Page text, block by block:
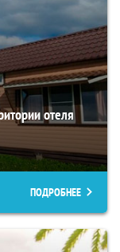
отеля
ПОДРОБНЕЕ